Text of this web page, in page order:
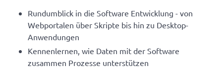
Rundumblick in die Software Entwicklung - von
Webportalen über Skripte bis hin zu Desktop-
Anwendungen
Kennenlernen, wie Daten mit der Software
zusammen Prozesse unterstützen